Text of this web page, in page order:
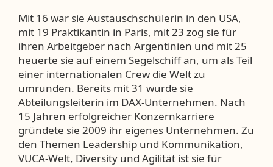
Mit 16 war sie Austauschschülerin in den USA,
mit 19 Praktikantin in Paris, mit 23 zog sie für
ihren Arbeitgeber nach Argentinien und mit 25
heuerte sie auf einem Segelschiff an, um als Teil
einer internationalen Crew die Welt zu
umrunden. Bereits mit 31 wurde sie
Abteilungsleiterin im DAX-Unternehmen. Nach
15 Jahren erfolgreicher Konzernkarriere
gründete sie 2009 ihr eigenes Unternehmen. Zu
den Themen Leadership und Kommunikation,
VUCA-Welt, Diversity und Agilität ist sie für